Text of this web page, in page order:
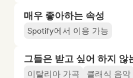
매우 좋아하는 속성
Spotify에서 이용 가능
그들은 받고 싶어 하지 않
이탈리아 가곡 클래식 음악